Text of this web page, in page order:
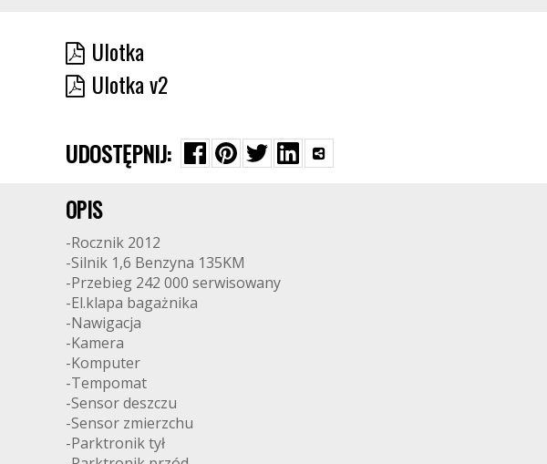
Ulotka
Ulotka v2
UDOSTĘPNIJ:
OPIS
-Rocznik 2012
-Silnik 1,6 Benzyna 135KM
-Przebieg 242 000 serwisowany
-El.klapa bagażnika
-Nawigacja
-Kamera
-Komputer
-Tempomat
-Sensor deszczu
-Sensor zmierzchu
-Parktronik tył